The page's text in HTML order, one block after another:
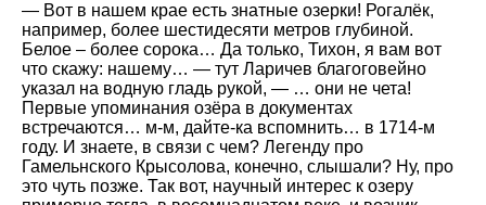
— Вот в нашем крае есть знатные озерки! Рогалёк,
например, более шестидесяти метров глубиной.
Белое – более сорока… Да только, Тихон, я вам вот
что скажу: нашему… — тут Ларичев благоговейно
указал на водную гладь рукой, — … они не чета!
Первые упоминания озёра в документах
встречаются… м-м, дайте-ка вспомнить… в 1714-м
году. И знаете, в связи с чем? Легенду про
Гамельнского Крысолова, конечно, слышали? Ну, про
это чуть позже. Так вот, научный интерес к озеру